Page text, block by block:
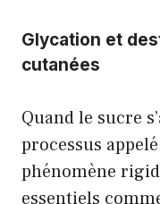
Glycation et
cutanées
Quand le sucre
processus
phénomène
essentiels